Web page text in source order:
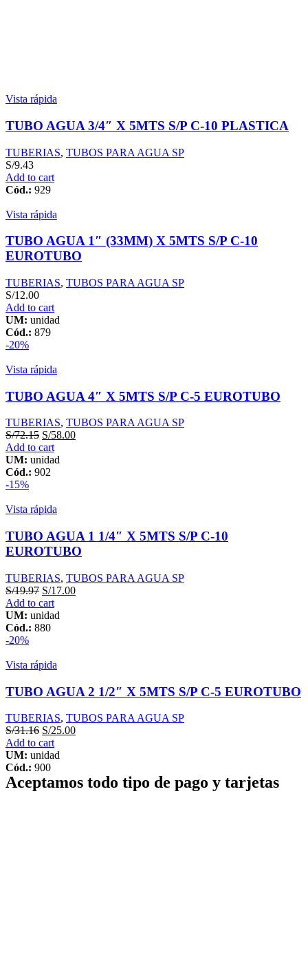
Vista rápida
TUBO AGUA 3/4″ X 5MTS S/P C-10 PLASTICA
TUBERIAS, TUBOS PARA AGUA SP
S/9.43
Add to cart
Cód.: 929
Vista rápida
TUBO AGUA 1″ (33MM) X 5MTS S/P C-10
EUROTUBO
TUBERIAS, TUBOS PARA AGUA SP
S/12.00
Add to cart
UM: unidad
Cód.: 879
-20%
Vista rápida
TUBO AGUA 4″ X 5MTS S/P C-5 EUROTUBO
TUBERIAS, TUBOS PARA AGUA SP
S/72.15 S/58.00
Add to cart
UM: unidad
Cód.: 902
-15%
Vista rápida
TUBO AGUA 1 1/4″ X 5MTS S/P C-10
EUROTUBO
TUBERIAS, TUBOS PARA AGUA SP
S/19.97 S/17.00
Add to cart
UM: unidad
Cód.: 880
-20%
Vista rápida
TUBO AGUA 2 1/2″ X 5MTS S/P C-5 EUROTUBO
TUBERIAS, TUBOS PARA AGUA SP
S/31.16 S/25.00
Add to cart
UM: unidad
Cód.: 900
Aceptamos todo tipo de pago y tarjetas